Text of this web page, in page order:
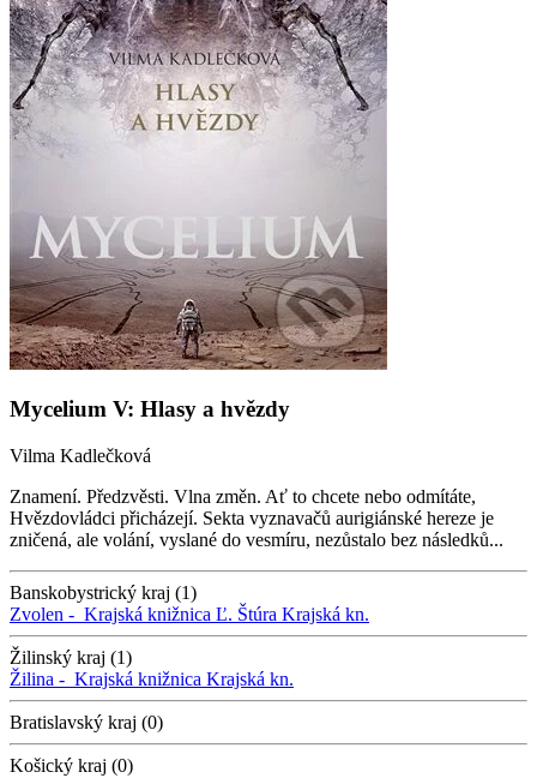
Mycelium V: Hlasy a hvězdy
Vilma Kadlečková
Znamení. Předzvěsti. Vlna změn. Ať to chcete nebo odmítáte,
Hvězdovládci přicházejí. Sekta vyznavačů aurigiánské hereze je
zničená, ale volání, vyslané do vesmíru, nezůstalo bez následků...
Banskobystrický kraj (1)
Zvolen - Krajská knižnica Ľ. Štúra Krajská kn.
Žilinský kraj (1)
Žilina - Krajská knižnica Krajská kn.
Bratislavský kraj (0)
Košický kraj (0)